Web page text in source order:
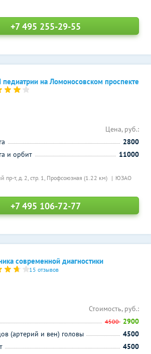
+7 495 255-29-55
на Ломоносовском проспекте
пр-т, д. 2, стр. 1, Профсоюзная (1.22 км) ЮЗАО
Цена, руб.:
2800
и орбит
11000
+7 495 106-72-77
современной диагностики
15 отзывов
Стоимость, руб.:
4500 2900
(артерий и вен) головы
4500
4500